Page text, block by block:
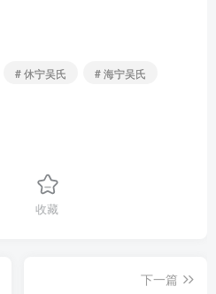
# 休宁吴氏
# 海宁吴氏
收藏
下一篇